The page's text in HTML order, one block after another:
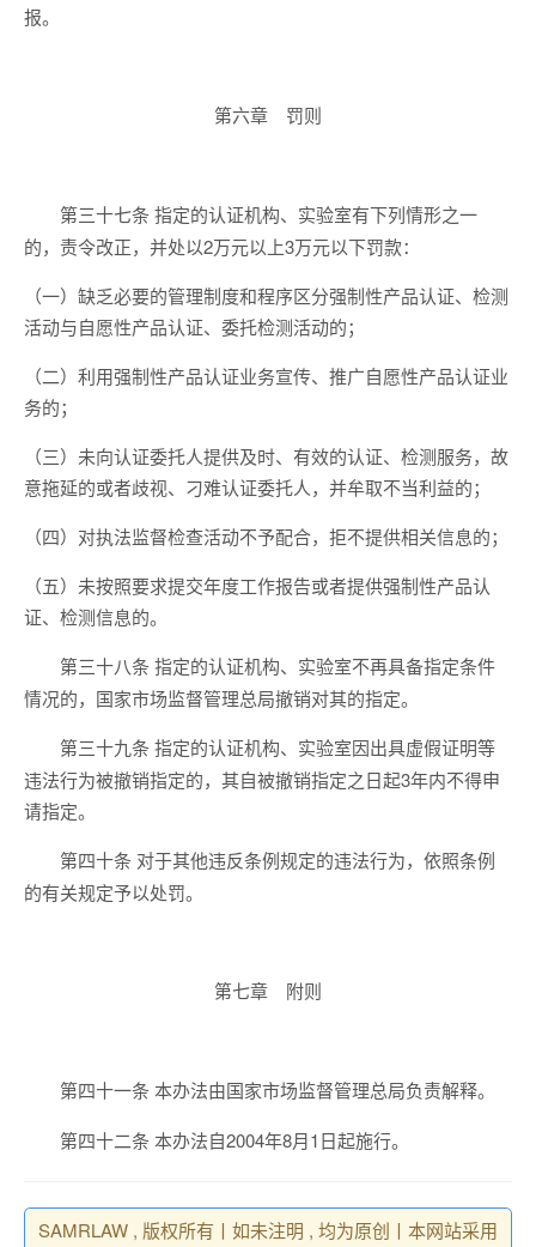
报。
第六章 罚则
第三十七条 指定的认证机构、实验室有下列情形之一
的，责令改正，并处以2万元以上3万元以下罚款：
（一）缺乏必要的管理制度和程序区分强制性产品认证、检测
活动与自愿性产品认证、委托检测活动的；
（二）利用强制性产品认证业务宣传、推广自愿性产品认证业
务的；
（三）未向认证委托人提供及时、有效的认证、检测服务，故
意拖延的或者歧视、刁难认证委托人，并牟取不当利益的；
（四）对执法监督检查活动不予配合，拒不提供相关信息的；
（五）未按照要求提交年度工作报告或者提供强制性产品认
证、检测信息的。
第三十八条 指定的认证机构、实验室不再具备指定条件
情况的，国家市场监督管理总局撤销对其的指定。
第三十九条 指定的认证机构、实验室因出具虚假证明等
违法行为被撤销指定的，其自被撤销指定之日起3年内不得申
请指定。
第四十条 对于其他违反条例规定的违法行为，依照条例
的有关规定予以处罚。
第七章 附则
第四十一条 本办法由国家市场监督管理总局负责解释。
第四十二条 本办法自2004年8月1日起施行。
SAMRLAW , 版权所有丨如未注明 , 均为原创丨本网站采用